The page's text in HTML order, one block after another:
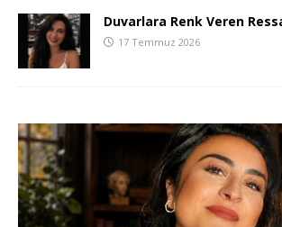
Duvarlara Renk Veren
17 Temmuz 2026